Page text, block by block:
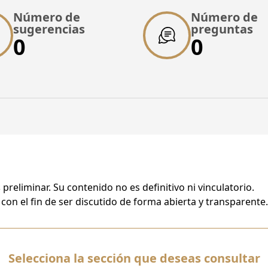
Instituto de Educación Media Superior
Número de
sugerencias
0
Número de
preguntas
0
Su contenido no es definitivo ni vinculatorio.
el fin de ser discutido de forma abierta y transparente.
Selecciona la sección que deseas consultar